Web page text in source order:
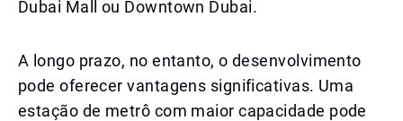
Dubai Mall ou Downtown Dubai.
A longo prazo, no entanto, o desenvolvimento
pode oferecer vantagens significativas. Uma
estação de metrô com maior capacidade pode